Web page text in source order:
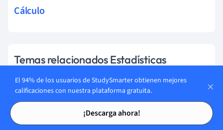
Tarjetas de estudio
Tarjetas de estudio
Cálculo
Temas relacionados Estadísticas
Pruebas de hipótesis para dos proporciones
poblacionales
Pruebas de hipótesis para la pendiente de un
El 94% de los usuarios de StudySmarter obtienen mejores
calificaciones con nuestra plataforma gratuita.
¡Descarga ahora!